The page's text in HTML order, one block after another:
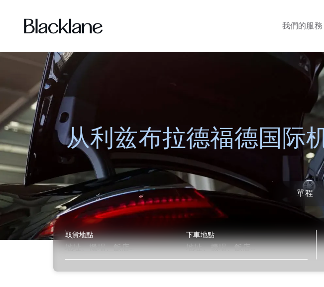
我們的服務
从利兹布拉德福德国际
單程
取貨地點 下車地點